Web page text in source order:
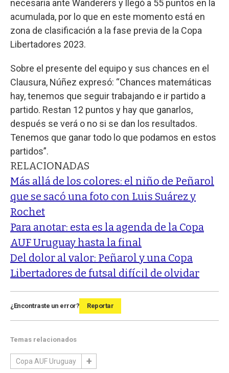
necesaria ante Wanderers y llegó a 55 puntos en la
acumulada, por lo que en este momento está en
zona de clasificación a la fase previa de la Copa
Libertadores 2023.
Sobre el presente del equipo y sus chances en el
Clausura, Núñez expresó: “Chances matemáticas
hay, tenemos que seguir trabajando e ir partido a
partido. Restan 12 puntos y hay que ganarlos,
después se verá o no si se dan los resultados.
Tenemos que ganar todo lo que podamos en estos
partidos”.
RELACIONADAS
Más allá de los colores: el niño de Peñarol
que se sacó una foto con Luis Suárez y
Rochet
Para anotar: esta es la agenda de la Copa
AUF Uruguay hasta la final
Del dolor al valor: Peñarol y una Copa
Libertadores de futsal difícil de olvidar
¿Encontraste un error? Reportar
Temas relacionados
Copa AUF Uruguay